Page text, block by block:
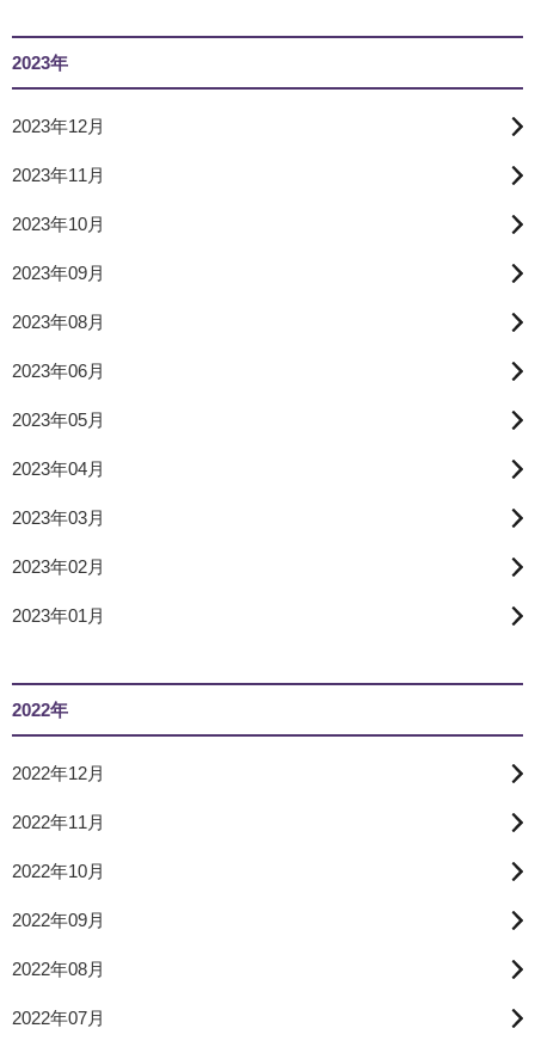
2023年
2023年12月
2023年11月
2023年10月
2023年09月
2023年08月
2023年06月
2023年05月
2023年04月
2023年03月
2023年02月
2023年01月
2022年
2022年12月
2022年11月
2022年10月
2022年09月
2022年08月
2022年07月